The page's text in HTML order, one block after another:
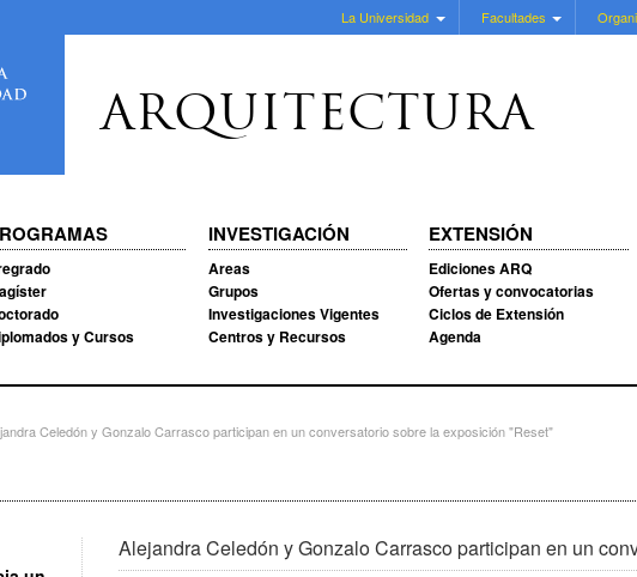
La Universidad Facultades
ARQUITECTURA
y Cursos
INVESTIGACIÓN
Areas
Grupos
Investigaciones Vigentes
Centros y Recursos
EXTENSIÓN
Ediciones ARQ
Ofertas y convocatorias
Ciclos de Extensión
Agenda
Celedón y Gonzalo Carrasco participan en un conversatorio sobre la exposición "Reset"
Alejandra Celedón y Gonzalo Carrasco participan en un